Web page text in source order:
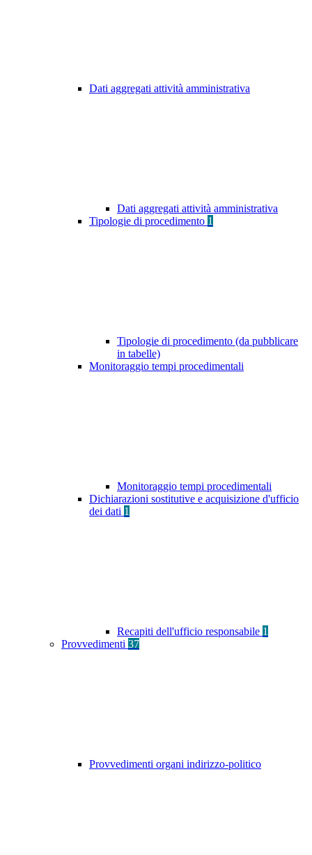
Dati aggregati attività amministrativa
Dati aggregati attività amministrativa
Tipologie di procedimento 1
Tipologie di procedimento (da pubblicare
in tabelle)
Monitoraggio tempi procedimentali
Monitoraggio tempi procedimentali
Dichiarazioni sostitutive e acquisizione d'ufficio
dei dati 1
Recapiti dell'ufficio responsabile 1
Provvedimenti 37
Provvedimenti organi indirizzo-politico